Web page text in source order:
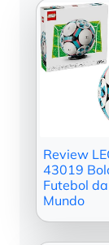
Review
43019
Futebol
Mundo